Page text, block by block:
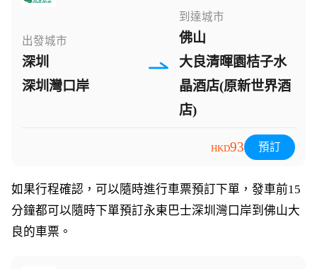
出發城市
深圳
深圳灣口岸
到達城市
佛山
大良清暉園桔子水
晶酒店(原新世界酒
店)
HKD93 預訂
如果行程確認，可以隨時進行車票預訂下單，發車前15
分鐘都可以隨時下單預訂永東巴士深圳灣口岸到佛山大
良的車票。